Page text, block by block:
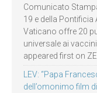
Comunicato
19 e della Pontificia
Vaticano offre 20
universale ai
appeared first on
LEV: “Papa
dell’omonimo film